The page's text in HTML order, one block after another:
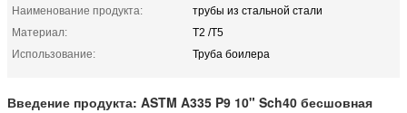
Наименование продукта:
трубы из стальной стали
Материал:
T2 /T5
Использование:
Труба боилера
Введение продукта: ASTM A335 P9 10" Sch40 бесшовная